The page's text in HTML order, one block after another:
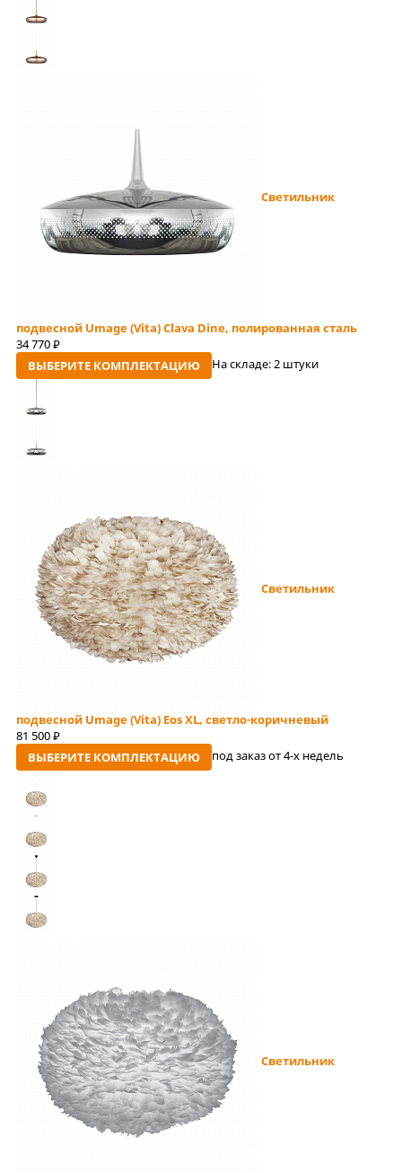
Светильник
подвесной Umage (Vita) Clava Dine, полированная сталь
34 770 руб
ВЫБЕРИТЕ КОМПЛЕКТАЦИЮ На складе:2 штуки
Светильник
подвесной Umage (Vita) Eos XL, светло-коричневый
81 500 руб
ВЫБЕРИТЕ КОМПЛЕКТАЦИЮ под заказ от 4-x недель
Светильник